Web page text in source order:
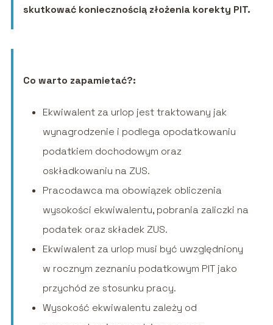
skutkować koniecznością złożenia korekty PIT.
Co warto zapamietać?:
Ekwiwalent za urlop jest traktowany jak
wynagrodzenie i podlega opodatkowaniu
podatkiem dochodowym oraz
oskładkowaniu na ZUS.
Pracodawca ma obowiązek obliczenia
wysokości ekwiwalentu, pobrania zaliczki na
podatek oraz składek ZUS.
Ekwiwalent za urlop musi być uwzględniony
w rocznym zeznaniu podatkowym PIT jako
przychód ze stosunku pracy.
Wysokość ekwiwalentu zależy od